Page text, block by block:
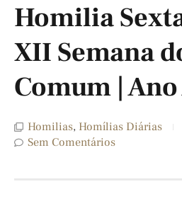
Homilia
XII Semana
Comum |
Homilias, Homílias Diárias
Sem Comentários